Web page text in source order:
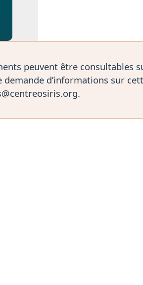
peuvent être consultables
d’informations sur